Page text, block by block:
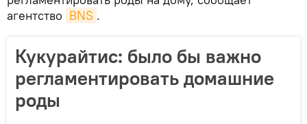
агентство BNS .
Кукурайтис: было бы важно
регламентировать домашние
роды